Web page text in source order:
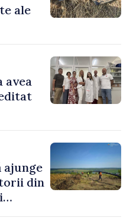
ale
avea
ajunge
din